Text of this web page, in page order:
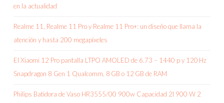
en la actualidad
Realme 11, Realme 11 Pro y Realme 11 Pro+: un diseño que llama la
atención y hasta 200 megapíxeles
El Xiaomi 12 Pro pantalla LTPO AMOLED de 6.73 – 1440 p y 120 Hz
Snapdragon 8 Gen 1 Qualcomm, 8 GB o 12 GB de RAM
Philips Batidora de Vaso HR3555/00 900w Capacidad 2l 900 W 2